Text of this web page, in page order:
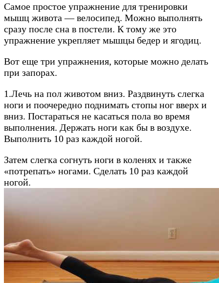
Самое простое упражнение для тренировки
мышц живота — велосипед. Можно выполнять
сразу после сна в постели. К тому же это
упражнение укрепляет мышцы бедер и ягодиц.
Вот еще три упражнения, которые можно делать
при запорах.
1.Лечь на пол животом вниз. Раздвинуть слегка
ноги и поочередно поднимать стопы ног вверх и
вниз. Постараться не касаться пола во время
выполнения. Держать ноги как бы в воздухе.
Выполнить 10 раз каждой ногой.
Затем слегка согнуть ноги в коленях и также
«потрепать» ногами. Сделать 10 раз каждой
ногой.